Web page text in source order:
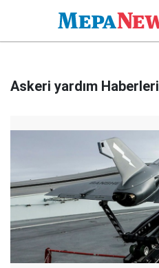
Askeri yardım Haberleri